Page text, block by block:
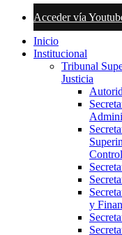
Acceder vía
Inicio
Institucional
Tribunal
Justicia
y